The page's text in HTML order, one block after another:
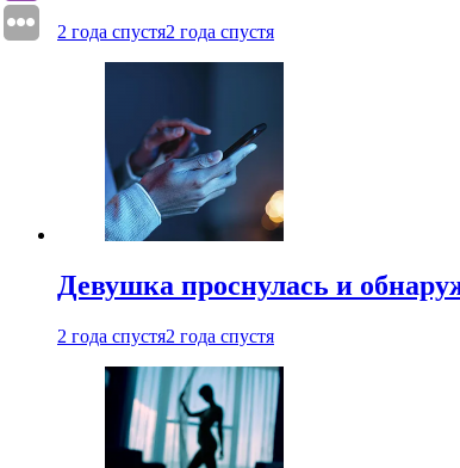
2 года спустя2 года спустя
Девушка проснулась и
2 года спустя2 года спустя